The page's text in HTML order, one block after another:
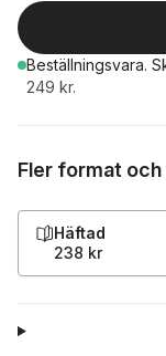
Beställningsvara.
249 kr.
Fler format
Häftad
238 kr